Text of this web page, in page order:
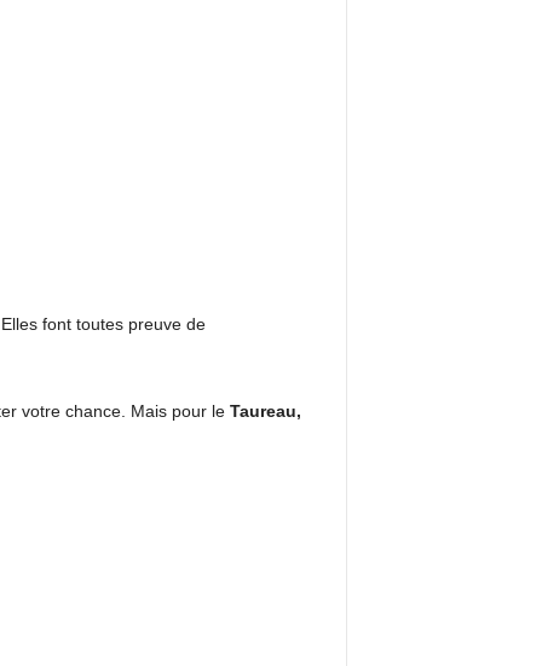
font toutes preuve de
votre chance. Mais pour le Taureau,